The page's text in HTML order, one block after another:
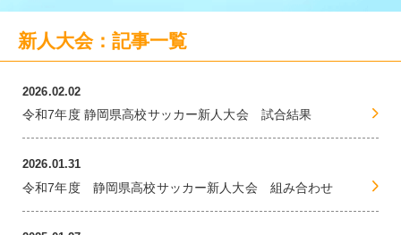
新人大会：記事一覧
2026.02.02
令和7年度 静岡県高校サッカー新人大会 試合結果
2026.01.31
令和7年度 静岡県高校サッカー新人大会 組み合わせ